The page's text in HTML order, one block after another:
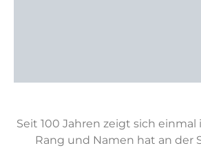
Seit 100 Jahren zeigt sich einmal
Rang und Namen hat an der